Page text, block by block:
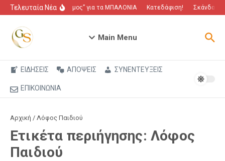
Μετάβαση στο περιεχόμενο
Τελευταία Νέα“Πόλεμος” για τα ΜΠΑΛΟΝΙΑ Κατεδάφιση! Σκάνδαλο
Main Menu
ΕΙΔΗΣΕΙΣ ΑΠΟΨΕΙΣ ΣΥΝΕΝΤΕΥΞΕΙΣ
ΕΠΙΚΟΙΝΩΝΙΑ
Αρχική / Λόφος Παιδιού
Ετικέτα περιήγησης: Λόφος
Παιδιού